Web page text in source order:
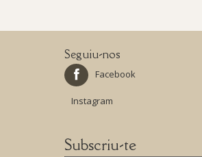
Seguiu-nos
Facebook
Instagram
Subscriu-te